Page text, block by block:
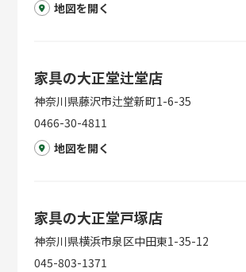
地図を開く
家具の大正堂辻堂店
神奈川県藤沢市辻堂新町1-6-35
0466-30-4811
地図を開く
家具の大正堂戸塚店
神奈川県横浜市泉区中田東1-35-12
045-803-1371